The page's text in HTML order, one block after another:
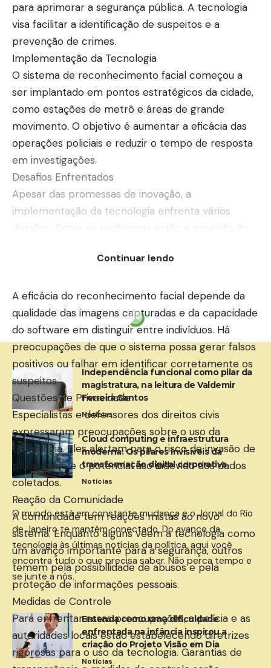
para aprimorar a segurança pública. A tecnologia
visa facilitar a identificação de suspeitos e a
prevenção de crimes.
Implementação da Tecnologia
O sistema de reconhecimento facial começou a
ser implantado em pontos estratégicos da cidade,
como estações de metrô e áreas de grande
movimento. O objetivo é aumentar a eficácia das
operações policiais e reduzir o tempo de resposta
em investigações.
Desafios Enfrentados
Apesar das promessas de inovação, a
implementação da tecnologia enfrenta vários
A eficácia do reconhecimento facial depende da
qualidade das imagens capturadas e da capacidade
do software em distinguir entre indivíduos. Há
preocupações de que o sistema possa gerar falsos
positivos ou falhar em identificar corretamente os
suspeitos.
Questões de Privacidade
Especialistas e defensores dos direitos civis
expressaram preocupações sobre o uso da
tecnologia. Eles alertam para o risco de invasão de
privacidade e o potencial uso indevido dos dados
coletados.
Reação da Comunidade
A comunidade tem reações mistas ao novo
sistema. Enquanto alguns veem a tecnologia como
um avanço importante para a segurança, outros
temem pela possibilidade de abusos e pela
proteção de informações pessoais.
Medidas de Controle
Para enfrentar essas preocupações, a polícia e as
autoridades locais estão estabelecendo diretrizes
rigorosas para o uso da tecnologia. Garantias de
Continuar lendo
Independência funcional como pilar da
magistratura, na leitura de Valdemir
Ferreira Santos
Notícias
Cloud computing e infraestrutura
moderna: Os pilares invisíveis da
transformação digital corporativa
Notícias
O mundo está em constante mudança e o Jornal do Rio
de Janeiro te mantém conectado. Do avanço da
tecnologia às últimas notícias da política, aqui você
encontra tudo o que precisa saber. Não perca tempo e
se junte a nós.
Entenda como uma dificuldade
enfrentada na infância inspirou a
criação do Projeto Visão em Dia
Notícias